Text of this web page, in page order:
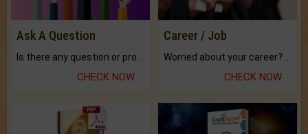
Ask A Question
CHECK NOW
Career / Job
CHECK NOW